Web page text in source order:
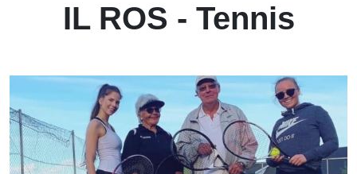
IL ROS - Tennis